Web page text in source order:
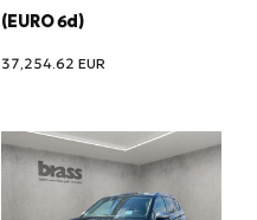
(EURO 6d)
37,254.62 EUR